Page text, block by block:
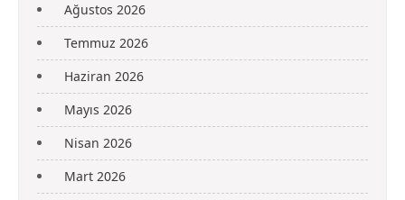
Ağustos 2026
Temmuz 2026
Haziran 2026
Mayıs 2026
Nisan 2026
Mart 2026